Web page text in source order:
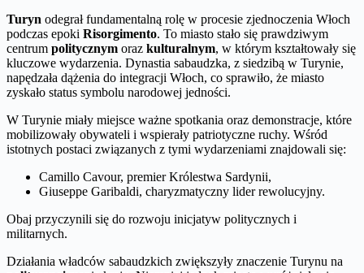
Turyn odegrał fundamentalną rolę w procesie zjednoczenia Włoch
podczas epoki Risorgimento. To miasto stało się prawdziwym
centrum politycznym oraz kulturalnym, w którym kształtowały się
kluczowe wydarzenia. Dynastia sabaudzka, z siedzibą w Turynie,
napędzała dążenia do integracji Włoch, co sprawiło, że miasto
zyskało status symbolu narodowej jedności.
W Turynie miały miejsce ważne spotkania oraz demonstracje, które
mobilizowały obywateli i wspierały patriotyczne ruchy. Wśród
istotnych postaci związanych z tymi wydarzeniami znajdowali się:
Camillo Cavour, premier Królestwa Sardynii,
Giuseppe Garibaldi, charyzmatyczny lider rewolucyjny.
Obaj przyczynili się do rozwoju inicjatyw politycznych i
militarnych.
Działania władców sabaudzkich zwiększyły znaczenie Turynu na